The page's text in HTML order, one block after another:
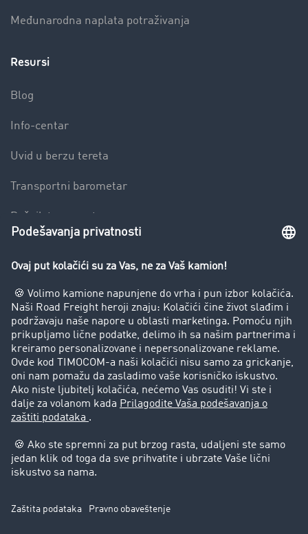
Međunarodna naplata potraživanja
Resursi
Blog
Info-centar
Uvid u berzu tereta
Transportni barometar
Rečnik transporta
Preduzeće
Uspešne priče
Korisnici preporučuju korisnike
Pravna pitanja
Impressum
Opšti uslovi korišćenja
Zaštita podataka
Cookie-Einstellungen